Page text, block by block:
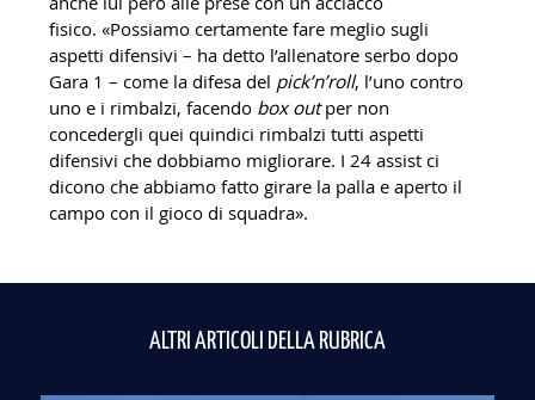
fisico. «Possiamo certamente fare meglio sugli
aspetti difensivi – ha detto l’allenatore serbo dopo
Gara 1 – come la difesa del pick’n’roll, l’uno contro
uno e i rimbalzi, facendo box outper non
concedergli quei quindici rimbalzi tutti aspetti
difensivi che dobbiamo migliorare. I 24 assist ci
dicono che abbiamo fatto girare la palla e aperto il
campo con il gioco di squadra».
ALTRI ARTICOLI DELLA RUBRICA